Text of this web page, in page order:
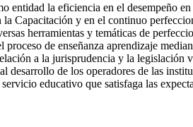
entidad la eficiencia en el desempeño en
la Capacitación y en el continuo
herramientas y temáticas de
proceso de enseñanza aprendizaje
a la jurisprudencia y la legislación
desarrollo de los operadores de las
educativo que satisfaga las